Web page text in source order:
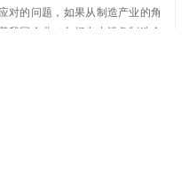
对的问题，如果从制造产业的角
我国企业（包括电力设备制造企